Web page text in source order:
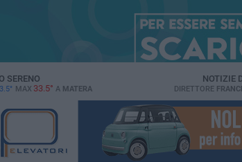
SERENO
MAX 33.5° A MATERA
NOTIZIE
DIRETTORE